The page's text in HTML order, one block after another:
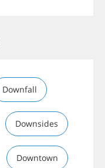
Downfall
Downsides
Downtown